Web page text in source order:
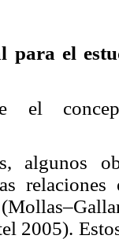
para el
el
algunos
2005).